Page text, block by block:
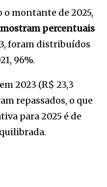
montante de 2025,
percentuais
foram distribuídos
96%.
2023 (R$ 23,3
repassados, o que
para 2025 é de